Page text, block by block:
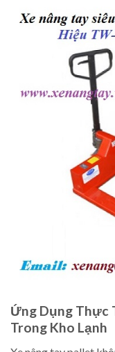
Ứng Dụng Thực
Trong Kho Lạnh